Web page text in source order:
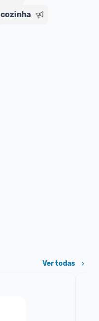
cozinha
Ver todas